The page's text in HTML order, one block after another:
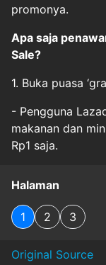
promonya.
Apa saja
Sale?
1. Buka puasa
- Pengguna
makanan dan
Rp1 saja.
Halaman
1 2 3
Original Source